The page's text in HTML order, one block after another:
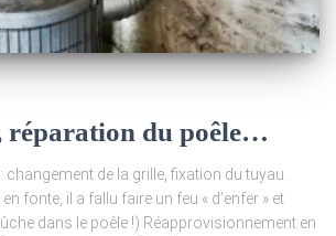
réparation du poêle…
changement de la grille, fixation du tuyau.
fonte, il a fallu faire un feu « d’enfer » et
dans le poêle !) Réapprovisionnement en